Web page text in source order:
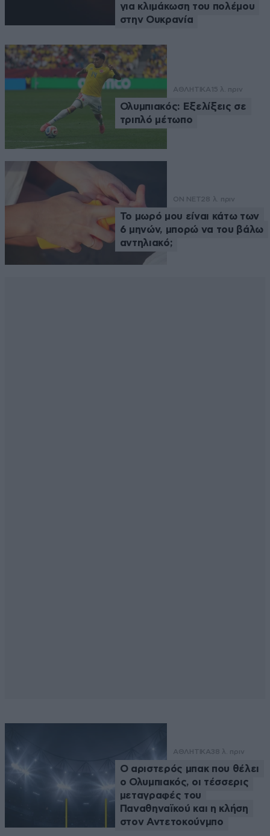
για κλιμάκωση του πολέμου
στην Ουκρανία
ΑΘΛΗΤΙΚΑ 15 λ. πριν
Ολυμπιακός: Εξελίξεις σε
τριπλό μέτωπο
ON NET28 λ. πριν
Το μωρό μου είναι κάτω των
6 μηνών, μπορώ να του βάλω
αντηλιακό;
ΑΘΛΗΤΙΚΑ38 λ. πριν
Ο αριστερός μπακ που θέλει
ο Ολυμπιακός, οι τέσσερις
μεταγραφές του
Παναθηναϊκού και η κλήση
στον Αντετοκούνμπο